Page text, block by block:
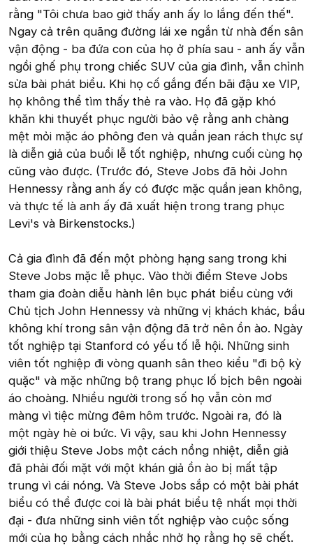
rằng "Tôi chưa bao giờ thấy anh ấy lo lắng đến thế".
Ngay cả trên quãng đường lái xe ngắn từ nhà đến sân
vận động - ba đứa con của họ ở phía sau - anh ấy vẫn
ngồi ghế phụ trong chiếc SUV của gia đình, vẫn chỉnh
sửa bài phát biểu. Khi họ cố gắng đến bãi đậu xe VIP,
họ không thể tìm thấy thẻ ra vào. Họ đã gặp khó
khăn khi thuyết phục người bảo vệ rằng anh chàng
mệt mỏi mặc áo phông đen và quần jean rách thực sự
là diễn giả của buổi lễ tốt nghiệp, nhưng cuối cùng họ
cũng vào được. (Trước đó, Steve Jobs đã hỏi John
Hennessy rằng anh ấy có được mặc quần jean không,
và thực tế là anh ấy đã xuất hiện trong trang phục
Levi's và Birkenstocks.)
Cả gia đình đã đến một phòng hạng sang trong khi
Steve Jobs mặc lễ phục. Vào thời điểm Steve Jobs
tham gia đoàn diễu hành lên bục phát biểu cùng với
Chủ tịch John Hennessy và những vị khách khác, bầu
không khí trong sân vận động đã trở nên ồn ào. Ngày
tốt nghiệp tại Stanford có yếu tố lễ hội. Những sinh
viên tốt nghiệp đi vòng quanh sân theo kiểu "đi bộ kỳ
quặc" và mặc những bộ trang phục lố bịch bên ngoài
áo choàng. Nhiều người trong số họ vẫn còn mơ
màng vì tiệc mừng đêm hôm trước. Ngoài ra, đó là
một ngày hè oi bức. Vì vậy, sau khi John Hennessy
giới thiệu Steve Jobs một cách nồng nhiệt, diễn giả
đã phải đối mặt với một khán giả ồn ào bị mất tập
trung vì cái nóng. Và Steve Jobs sắp có một bài phát
biểu có thể được coi là bài phát biểu tệ nhất mọi thời
đại - đưa những sinh viên tốt nghiệp vào cuộc sống
mới của họ bằng cách nhắc nhở họ rằng họ sẽ chết.